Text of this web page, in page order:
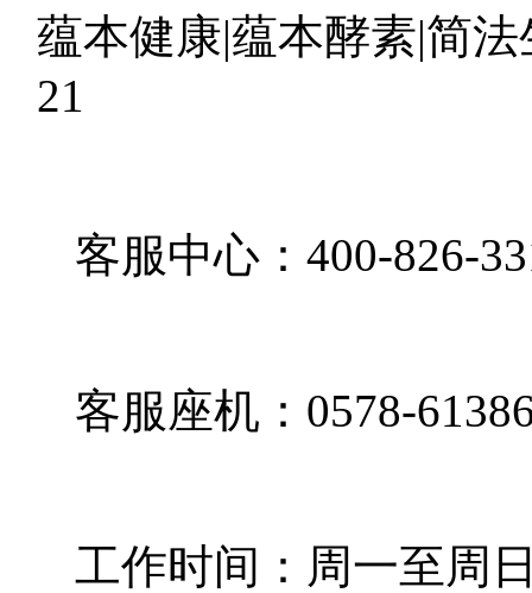
蕴本健康|蕴本酵素|简
21
客服中心：400-826-
客服座机：0578-
工作时间：周一至周